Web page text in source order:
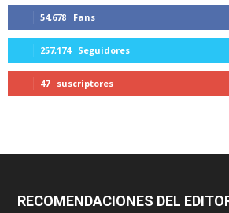
54,678 Fans
257,174 Seguidores
47 suscriptores
RECOMENDACIONES DEL